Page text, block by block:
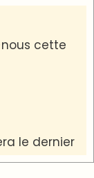
et de